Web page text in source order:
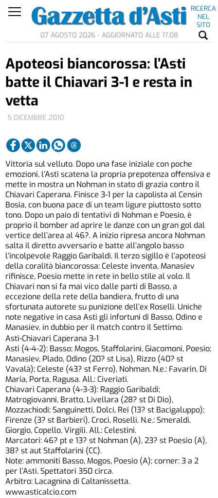
RICERCA
NEL
SITO
07 AGOSTO 2026 - AGGIORNATO ALLE 17.08
5 DICEMBRE 2010
Apoteosi biancorossa: l’Asti
batte il Chiavari 3-1 e resta in
vetta
Vittoria sul velluto. Dopo una fase iniziale con poche
emozioni, l’Asti scatena la propria prepotenza offensiva e
mette in mostra un Nohman in stato di grazia contro il
Chiavari Caperana. Finisce 3-1 per la capolista al Censin
Bosia, con buona pace di un team ligure piuttosto sotto
tono. Dopo un paio di tentativi di Nohman e Poesio, è
proprio il bomber ad aprire le danze con un gran gol dal
vertice dell’area al 46?. A inizio ripresa ancora Nohman
salta il diretto avversario e batte all’angolo basso
l’incolpevole Raggio Garibaldi. Il terzo sigillo è l’apoteosi
della coralità biancorossa: Celeste inventa, Manasiev
rifinisce, Poesio mette in rete in bello stile al volo. Il
Chiavari non si fa mai vico dalle parti di Basso, a
eccezione della rete della bandiera, frutto di una
sfortunata autorete su punizione dell’ex Roselli. Uniche
note negative in casa Asti gli infortuni di Basso, Odino e
Manasiev, in dubbio per il match contro il Settimo.
Asti-Chiavari Caperana 3-1
Asti (4-4-2): Basso; Mogos, Staffolarini, Giacomoni, Poesio;
Manasiev, Plado, Odino (20? st Lisa), Rizzo (40? st
Vavalà); Celeste (43? st Ferro), Nohman. N.e.: Favarin, Di
Maria, Porta, Ragusa. All.: Civeriati.
Chiavari Caperana (4-3-3): Raggio Garibaldi;
Matrogiovanni, Bratto, Livellara (28? st Di Dio),
Mozzachiodi; Sanguinetti, Dolci, Rei (13? st Bacigaluppo);
Firenze (3? st Barbieri), Croci, Roselli. N.e.: Smeraldi,
Giorgio, Copello, Virgili. All.: Celestini.
Marcatori: 46? pt e 13? st Nohman (A), 23? st Poesio (A),
38? st aut Staffolarini (CC).
Note: ammoniti Basso, Mogos, Poesio (A); corner: 3 a 2
per l’Asti. Spettatori 350 circa.
Arbitro: Lacagnina di Caltanissetta.
www.asticalcio.com